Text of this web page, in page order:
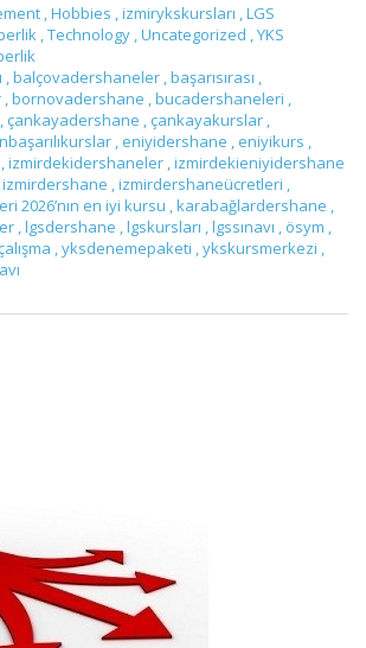
,Hobbies ,izmirykskursları ,LGS
,Technology ,Uncategorized ,YKS
,balçovadershaneler ,başarısırası ,
,bornovadershane ,bucadershaneleri ,
, çankayadershane , çankayakurslar ,
, eniyidershane , eniyikurs ,
,izmirdekidershaneler ,izmirdekieniyidershane
izmirdershane ,izmirdershaneücretleri ,
2026’nın en iyi kursu ,karabağlardershane ,
,lgsdershane ,lgskursları ,lgssınavı , ösym ,
,yksdenemepaketi ,ykskursmerkezi ,